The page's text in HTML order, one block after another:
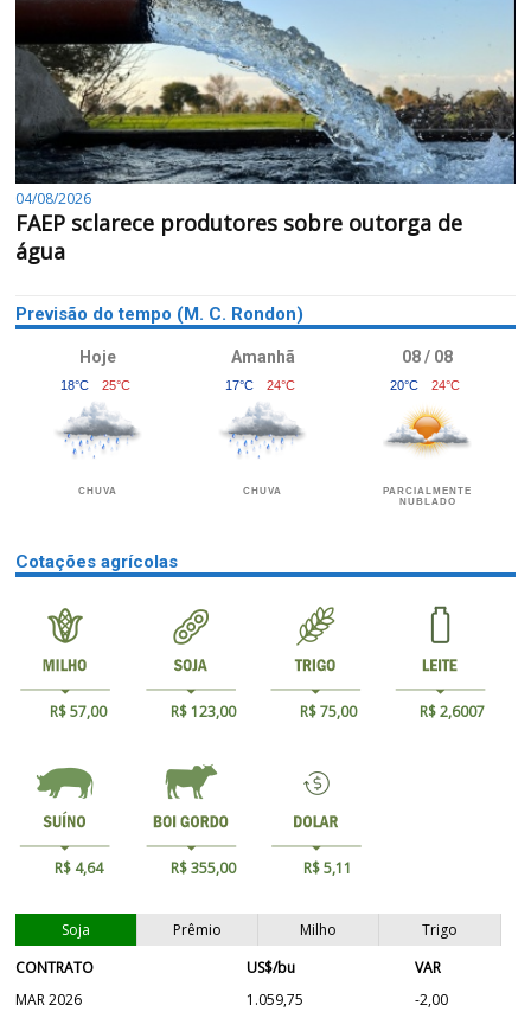
04/08/2026
FAEP sclarece produtores sobre outorga de
água
Previsão do tempo (M. C. Rondon)
Hoje
18°C 25°C
CHUVA
Amanhã
17°C 24°C
CHUVA
08 / 08
20°C 24°C
PARCIALMENTE
NUBLADO
Cotações agrícolas
R$ 57,00 R$ 123,00 R$ 75,00 R$ 2,6007
R$ 4,64 R$ 355,00 R$ 5,11
Soja Prêmio Milho
Trigo
CONTRATO
US$/bu
VAR
MAR 2026
1.059,75 -2,00